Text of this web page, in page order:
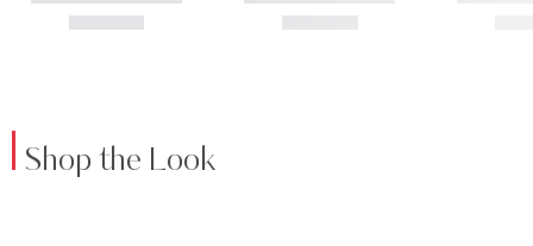
Shop the Look